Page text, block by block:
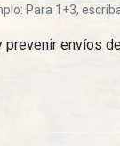
Para 1+3,
envíos